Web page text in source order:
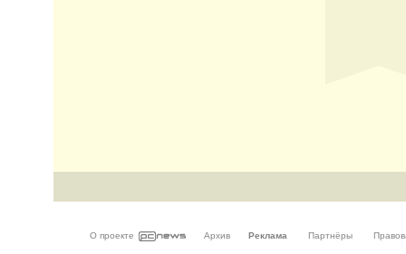
О проекте Архив Реклама Партнёры